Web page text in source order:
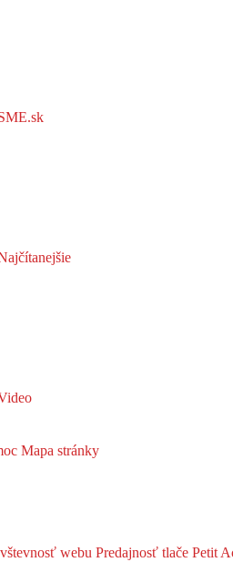
Mapa stránky
webu Predajnosť tlače Petit